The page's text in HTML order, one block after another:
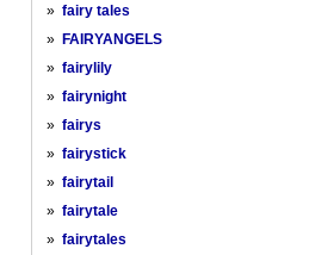
» fairy tales
» FAIRYANGELS
» fairylily
» fairynight
» fairys
» fairystick
» fairytail
» fairytale
» fairytales